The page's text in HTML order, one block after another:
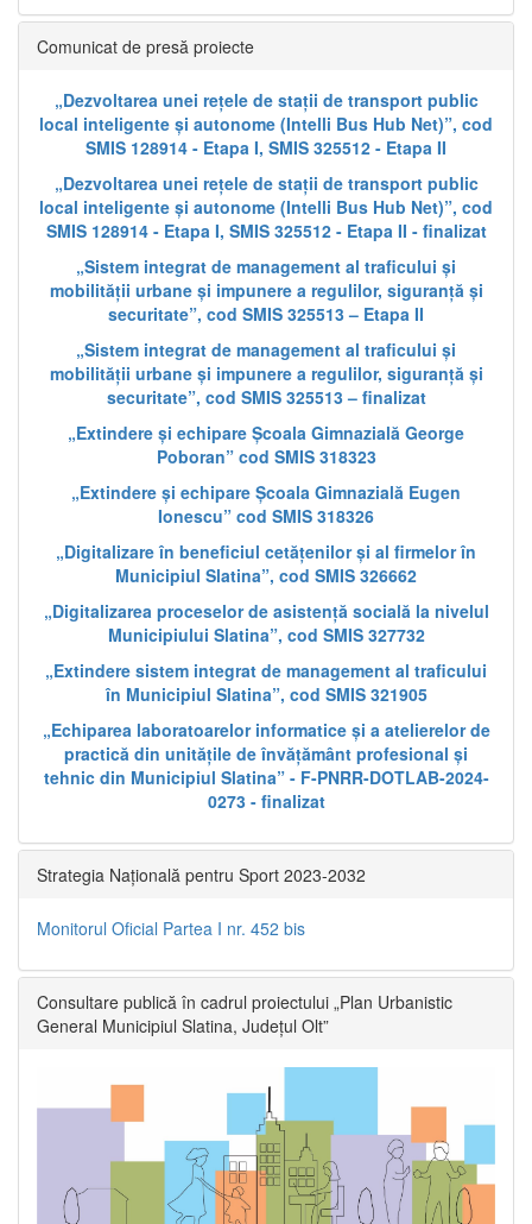
Comunicat de presă proiecte
„Dezvoltarea unei rețele de stații de transport public
local inteligente și autonome (Intelli Bus Hub Net)”, cod
SMIS 128914 - Etapa I, SMIS 325512 - Etapa II
„Dezvoltarea unei rețele de stații de transport public
local inteligente și autonome (Intelli Bus Hub Net)”, cod
SMIS 128914 - Etapa I, SMIS 325512 - Etapa II - finalizat
„Sistem integrat de management al traficului și
mobilității urbane și impunere a regulilor, siguranță și
securitate”, cod SMIS 325513 – Etapa II
„Sistem integrat de management al traficului și
mobilității urbane și impunere a regulilor, siguranță și
securitate”, cod SMIS 325513 – finalizat
„Extindere și echipare Școala Gimnazială George
Poboran” cod SMIS 318323
„Extindere și echipare Școala Gimnazială Eugen
Ionescu” cod SMIS 318326
„Digitalizare în beneficiul cetățenilor și al firmelor în
Municipiul Slatina”, cod SMIS 326662
„Digitalizarea proceselor de asistență socială la nivelul
Municipiului Slatina”, cod SMIS 327732
„Extindere sistem integrat de management al traficului
în Municipiul Slatina”, cod SMIS 321905
„Echiparea laboratoarelor informatice și a atelierelor de
practică din unitățile de învățământ profesional și
tehnic din Municipiul Slatina” - F-PNRR-DOTLAB-2024-
0273 - finalizat
Strategia Națională pentru Sport 2023-2032
Monitorul Oficial Partea I nr. 452 bis
Consultare publică în cadrul proiectului „Plan Urbanistic
General Municipiul Slatina, Județul Olt”